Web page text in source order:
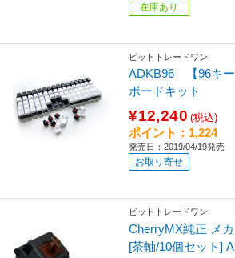
在庫あり
ビットトレードワン
ADKB96 【96キ
ボードキット
¥12,240 (税込)
ポイント：1,224
発売日：2019/04/19発売
お取り寄せ
ビットトレードワン
CherryMX純正 メ
[茶軸/10個セット]